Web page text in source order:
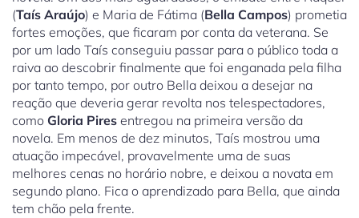
(Taís Araújo) e Maria de Fátima (Bella Campos) prometia
fortes emoções, que ficaram por conta da veterana. Se
por um lado Taís conseguiu passar para o público toda a
raiva ao descobrir finalmente que foi enganada pela filha
por tanto tempo, por outro Bella deixou a desejar na
reação que deveria gerar revolta nos telespectadores,
como Gloria Pires entregou na primeira versão da
novela. Em menos de dez minutos, Taís mostrou uma
atuação impecável, provavelmente uma de suas
melhores cenas no horário nobre, e deixou a novata em
segundo plano. Fica o aprendizado para Bella, que ainda
tem chão pela frente.